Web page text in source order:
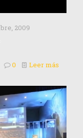
2009
0 Leer más